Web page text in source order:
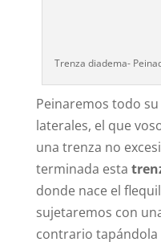
Trenza diadema-
Peinaremos todo
laterales, el que
una trenza no
terminada esta
donde nace el
sujetaremos con
contrario tapándola